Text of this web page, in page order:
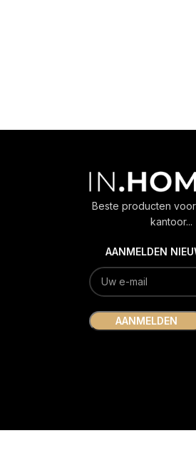
Beste producten
kantoor...
AANMELDEN